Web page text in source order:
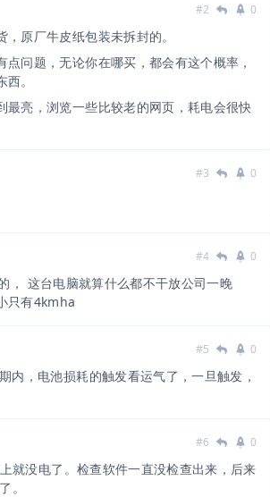
#2 0
原厂牛皮纸包装未拆封的。
问题，无论你在哪买，都会有这个概率，
。
亮，浏览一些比较老的网页，耗电会很快
#3 0
#4 0
， 这台电脑就算什么都不干放公司一晚
只有4kmha
#5 0
内，电池损耗的触发看运气了，一旦触发，
#6 0
就没电了。检查软件一直没检查出来，后来
。